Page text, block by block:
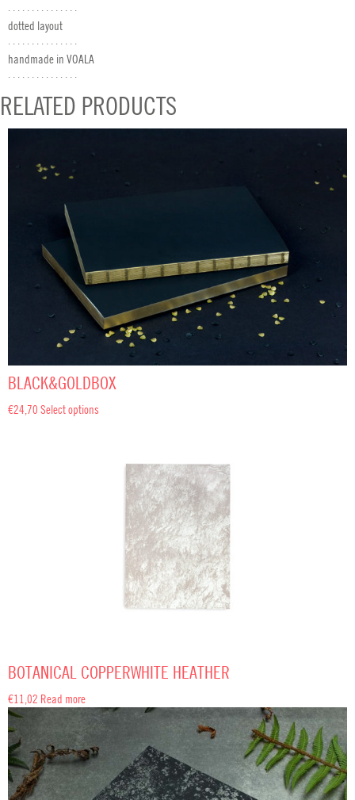
· · · · · · · · · · · · · · ·
dotted layout
· · · · · · · · · · · · · · ·
handmade in VOALA
· · · · · · · · · · · · · · ·
RELATED PRODUCTS
BLACK&GOLDBOX
€24,70 Select options
BOTANICAL COPPERWHITE HEATHER
€11,02 Read more